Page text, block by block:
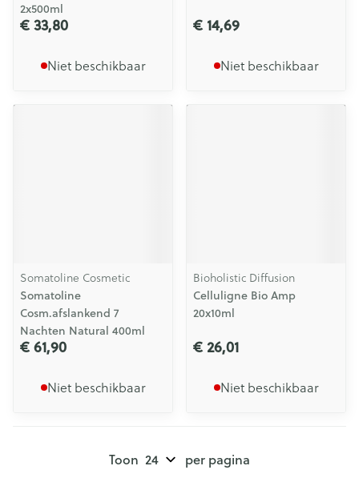
2x500ml
€ 33,80
Niet beschikbaar
€ 14,69
Niet beschikbaar
Somatoline Cosmetic
Somatoline
Cosm.afslankend 7
Nachten Natural 400ml
€ 61,90
Niet beschikbaar
Bioholistic Diffusion
Celluligne Bio Amp
20x10ml
€ 26,01
Niet beschikbaar
Toon per pagina